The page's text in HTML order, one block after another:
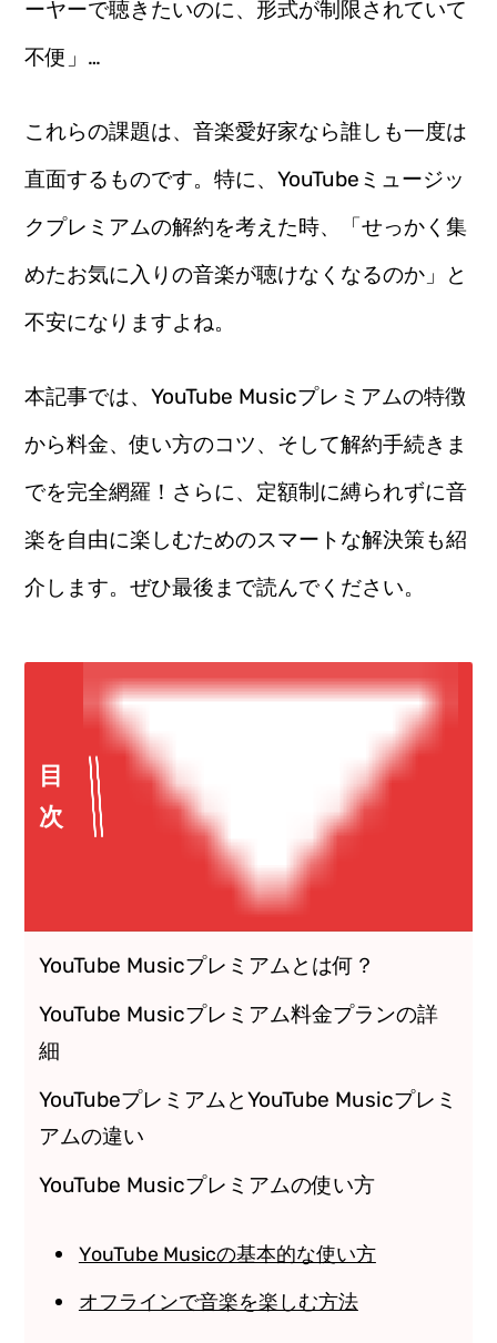
ーヤーで聴きたいのに、形式が制限されていて
不便」…
これらの課題は、音楽愛好家なら誰しも一度は
直面するものです。特に、YouTubeミュージッ
クプレミアムの解約を考えた時、「せっかく集
めたお気に入りの音楽が聴けなくなるのか」と
不安になりますよね。
本記事では、YouTube Musicプレミアムの特徴
から料金、使い方のコツ、そして解約手続きま
でを完全網羅！さらに、定額制に縛られずに音
楽を自由に楽しむためのスマートな解決策も紹
介します。ぜひ最後まで読んでください。
目
次
YouTube Musicプレミアムとは何？
YouTube Musicプレミアム料金プランの詳
細
YouTubeプレミアムとYouTube Musicプレミ
アムの違い
YouTube Musicプレミアムの使い方
YouTube Musicの基本的な使い方
オフラインで音楽を楽しむ方法